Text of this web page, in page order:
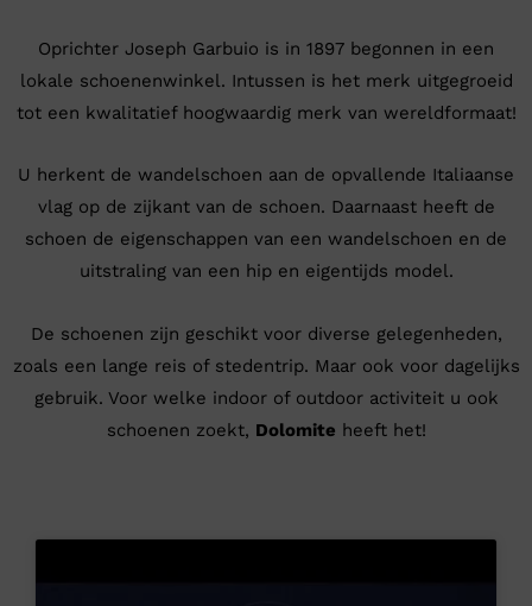
Oprichter Joseph Garbuio is in 1897 begonnen in een
lokale schoenenwinkel. Intussen is het merk uitgegroeid
tot een kwalitatief hoogwaardig merk van wereldformaat!
U herkent de wandelschoen aan de opvallende Italiaanse
vlag op de zijkant van de schoen. Daarnaast heeft de
schoen de eigenschappen van een wandelschoen en de
uitstraling van een hip en eigentijds model.
De schoenen zijn geschikt voor diverse gelegenheden,
zoals een lange reis of stedentrip. Maar ook voor dagelijks
gebruik. Voor welke indoor of outdoor activiteit u ook
schoenen zoekt, Dolomite heeft het!